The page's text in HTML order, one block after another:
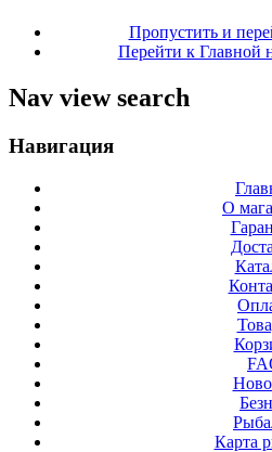
Пропустить и
Перейти к Главной
Nav view search
Навигация
О
Карта